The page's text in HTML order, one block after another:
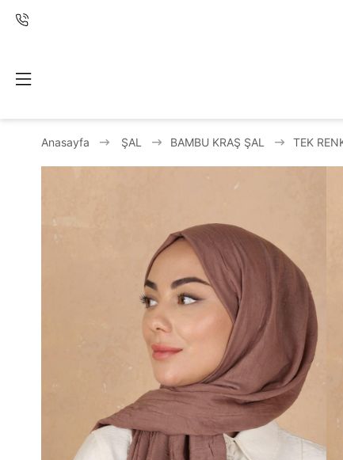
Anasayfa ŞAL BAMBU KRAŞ ŞAL TEK